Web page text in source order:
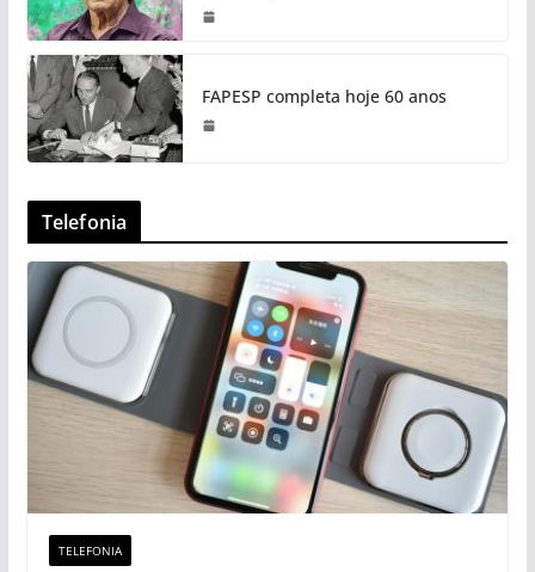
FAPESP completa hoje 60 anos
Telefonia
TELEFONIA